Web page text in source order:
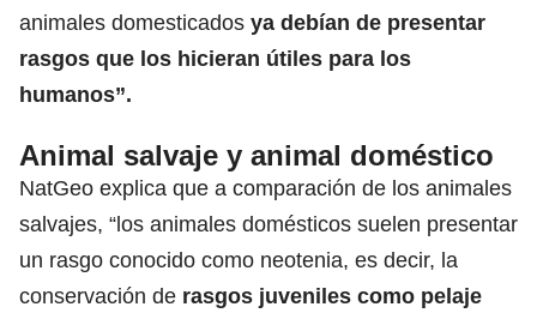
animales domesticados ya debían de presentar
rasgos que los hicieran útiles para los
humanos”.
Animal salvaje y animal doméstico
NatGeo explica que a comparación de los animales
salvajes, “los animales domésticos suelen presentar
un rasgo conocido como neotenia, es decir, la
conservación de rasgos juveniles como pelaje